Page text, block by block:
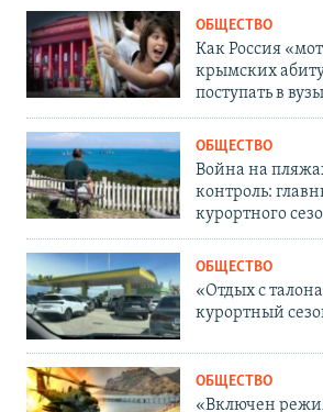
ОБЩЕСТВО
Как Россия
крымских
поступать в
ОБЩЕСТВО
Война на
контроль:
курортного
ОБЩЕСТВО
«Отдых с
курортный
ОБЩЕСТВО
«Включен